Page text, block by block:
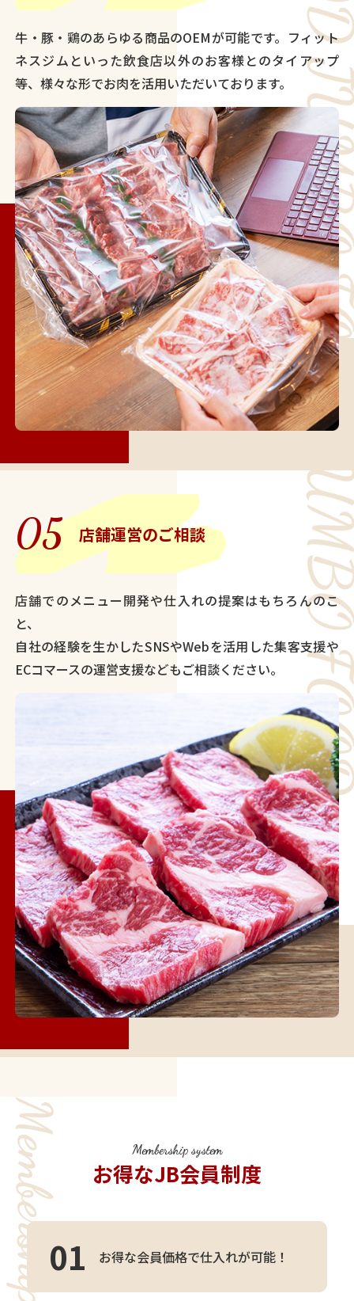
牛・豚・鶏のあらゆる商品のOEMが可能です。フィット
ネスジムといった飲食店以外のお客様とのタイアップ
等、様々な形でお肉を活用いただいております。
05 店舗運営のご相談
店舗でのメニュー開発や仕入れの提案はもちろんのこ
と、
自社の経験を生かしたSNSやWebを活用した集客支援や
ECコマースの運営支援などもご相談ください。
Membership system
お得なJB会員制度
01 お得な会員価格で仕入れが可能！